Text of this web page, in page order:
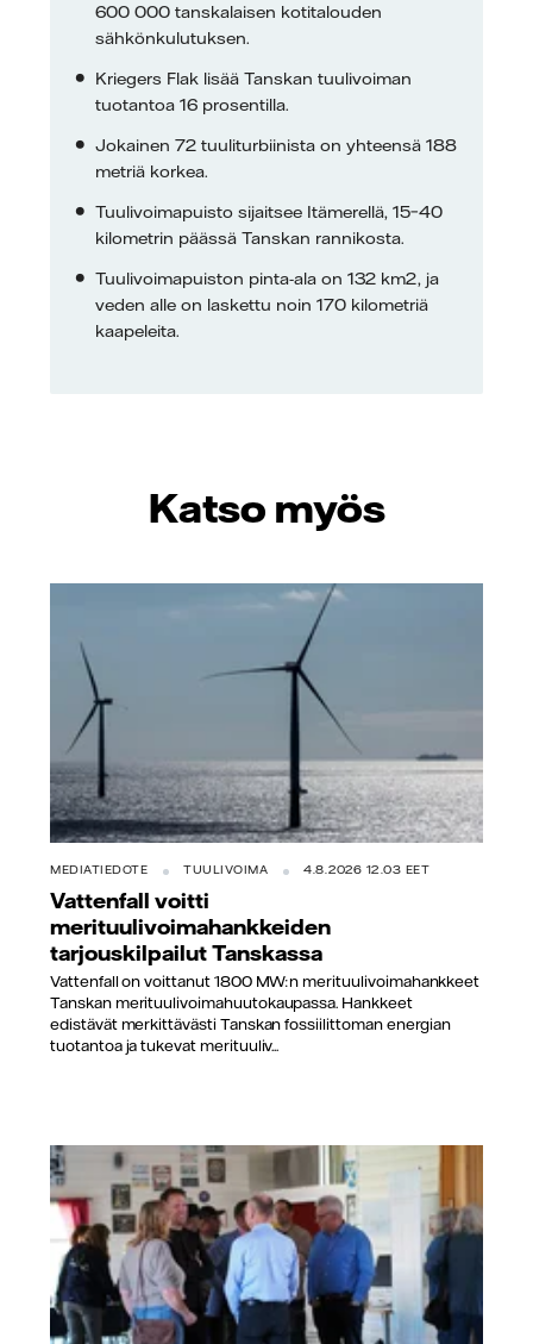
600 000 tanskalaisen kotitalouden
sähkönkulutuksen.
Kriegers Flak lisää Tanskan tuulivoiman
tuotantoa 16 prosentilla.
Jokainen 72 tuuliturbiinista on yhteensä 188
metriä korkea.
Tuulivoimapuisto sijaitsee Itämerellä, 15–40
kilometrin päässä Tanskan rannikosta.
Tuulivoimapuiston pinta-ala on 132 km2, ja
veden alle on laskettu noin 170 kilometriä
kaapeleita.
Katso myös
MEDIATIEDOTE TUULIVOIMA 4.8.2026 12.03 EET
Vattenfall voitti
merituulivoimahankkeiden
tarjouskilpailut Tanskassa
Vattenfall on voittanut 1800 MW:n merituulivoimahankkeet
Tanskan merituulivoimahuutokaupassa. Hankkeet
edistävät merkittävästi Tanskan fossiilittoman energian
tuotantoa ja tukevat merituuliv...